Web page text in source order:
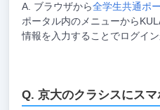
ブラウザから全学生共通ポ
ポータル内のメニューから
情報を入力することでログイン
京大のクラシスにス